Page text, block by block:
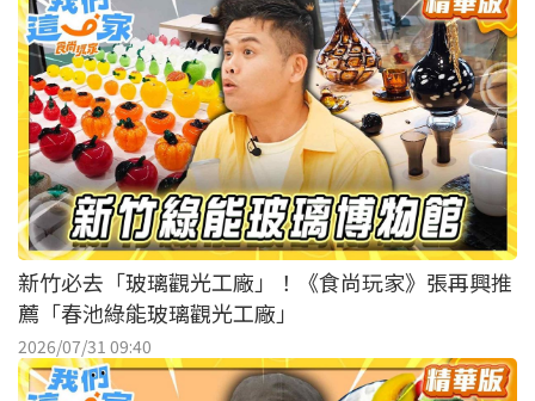
新竹必去「玻璃觀光工廠」！《食尚玩家》張再興推
薦「春池綠能玻璃觀光工廠」
2026/07/31 09:40